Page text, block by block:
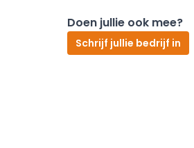
Doen jullie ook mee?
Schrijf jullie bedrijf in